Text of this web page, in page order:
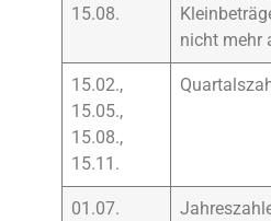
15.08.
nicht mehr
15.02.,
15.05.,
15.08.,
15.11.
01.07.